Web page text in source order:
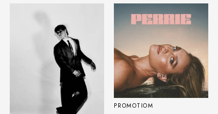
PROMOTIOM